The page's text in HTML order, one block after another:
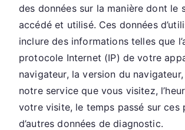
des données sur la manière dont le
accédé et utilisé. Ces données
inclure des informations telles que
protocole Internet (IP) de votre
navigateur, la version du
notre service que vous visitez,
votre visite, le temps passé sur ces
d’autres données de diagnostic.